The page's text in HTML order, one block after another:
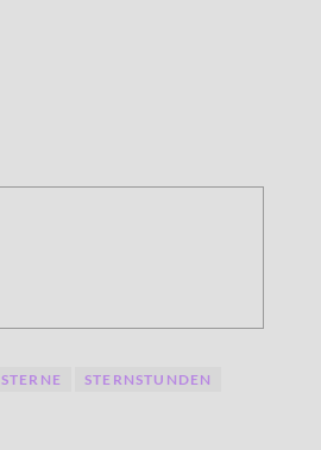
STERNE STERNSTUNDEN